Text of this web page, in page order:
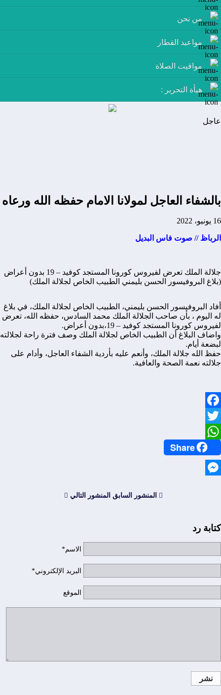
من نحن
مواعيد القطار
مواقيت الصلاة
هيأة التحرير :
عاجل
بالشفاء العاجل لمولانا الامام حفظه الله ورعاه
16 يونيو، 2022
الرباظ // صوت فاس البديل
جلالة الملك تعرض لفيروس كورونا المستجد كوفيد – 19 بدون أعراض
(بلاغ البروفيسور الحسن بليمني الطبيب الخاص لجلالة الملك)
أفاد البروفيسور الحسن بليمني، الطبيب الخاص لجلالة الملك، في بلاغ
له اليوم ، بأن صاحب الجلالة الملك محمد السادس، حفظه الله، تعرض
لفيروس كورونا المستجد كوفيد – 19،بدون أعراض.
واضاف البلاغ أن الطبيب الخاص لجلالة الملك وصف فترة راحة لجلالته
لبضعة أيام.
حفظ الله جلالة الملك، وأنعم عليه بأردية الشفاء العاجل، وأدام على
جلالته نعمة الصحة والعافية.
Facebook
Twitter
WhatsApp
Share
المنشور السابق المنشور التالي
كتابة رد
الاسم*
البريد الإلكتروني*
الموقع
نشر